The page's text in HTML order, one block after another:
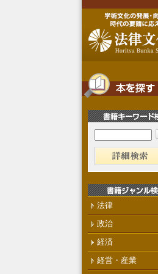
法律
政治
経済
経営・産業